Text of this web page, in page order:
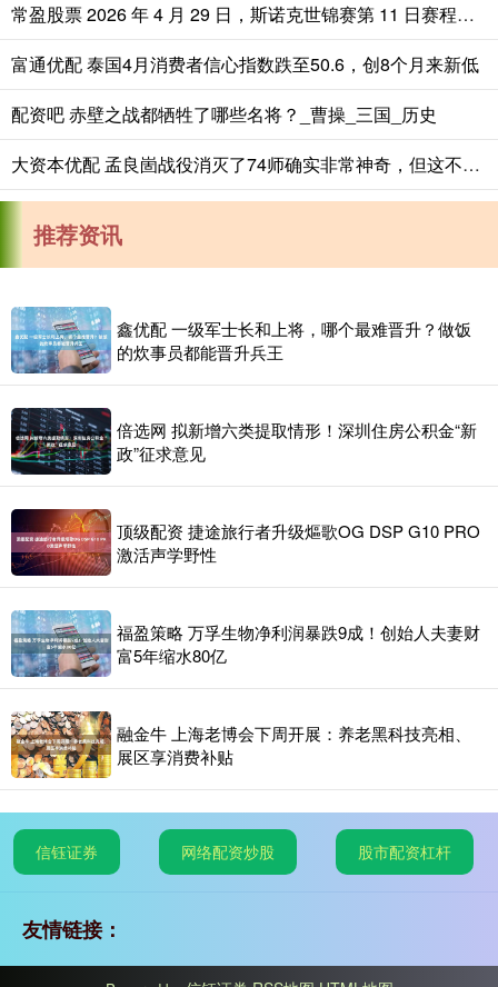
常盈股票 2026 年 4 月 29 日，斯诺克世锦赛第 11 日赛程落幕，八
富通优配 泰国4月消费者信心指数跌至50.6，创8个月来新低
配资吧 赤壁之战都牺牲了哪些名将？_曹操_三国_历史
大资本优配 孟良崮战役消灭了74师确实非常神奇，但这不完全是被大书特书的理由。它
推荐资讯
鑫优配 一级军士长和上将，哪个最难晋升？做饭
的炊事员都能晋升兵王
倍选网 拟新增六类提取情形！深圳住房公积金“新
政”征求意见
顶级配资 捷途旅行者升级熰歌OG DSP G10 PRO
激活声学野性
福盈策略 万孚生物净利润暴跌9成！创始人夫妻财
富5年缩水80亿
融金牛 上海老博会下周开展：养老黑科技亮相、
展区享消费补贴
信钰证券 网络配资炒股 股市配资杠杆
友情链接：